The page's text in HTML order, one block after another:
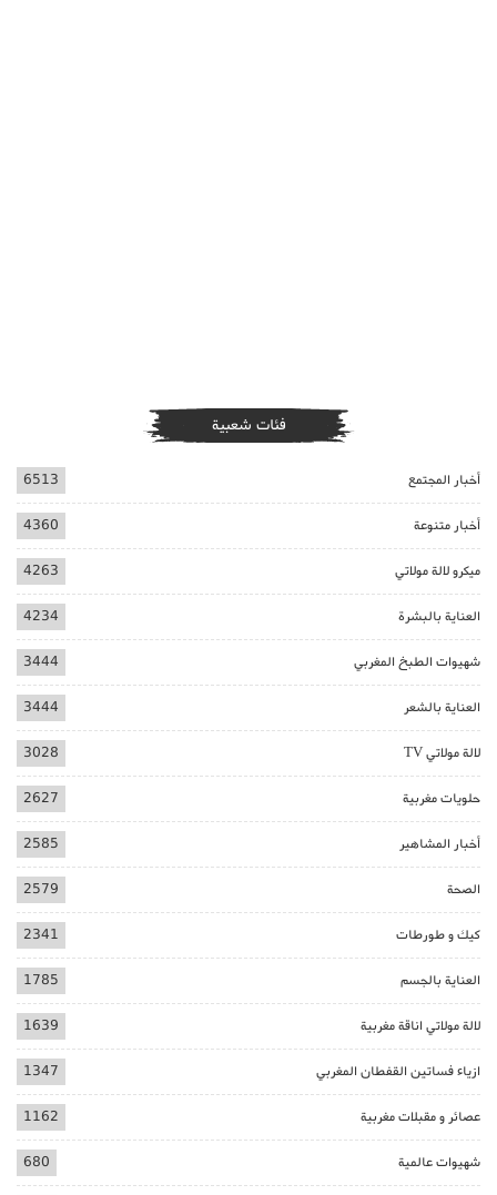
فئات شعبية
أخبار المجتمع 6513
أخبار متنوعة 4360
ميكرو لالة مولاتي 4263
العناية بالبشرة 4234
شهيوات الطبخ المغربي 3444
العناية بالشعر 3444
لالة مولاتي TV 3028
حلويات مغربية 2627
أخبار المشاهير 2585
الصحة 2579
كيك و طورطات 2341
العناية بالجسم 1785
لالة مولاتي اناقة مغربية 1639
ازياء فساتين القفطان المغربي 1347
عصائر و مقبلات مغربية 1162
شهيوات عالمية 680